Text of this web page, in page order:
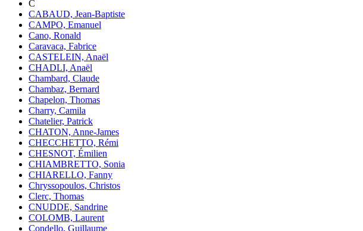
C
CABAUD, Jean-Baptiste
CAMPO, Emanuel
Cano, Ronald
Caravaca, Fabrice
CASTELEIN, Anaël
CHADLI, Anaël
Chambard, Claude
Chambaz, Bernard
Chapelon, Thomas
Charry, Camila
Chatelier, Patrick
CHATON, Anne-James
CHECCHETTO, Rémi
CHESNOT, Émilien
CHIAMBRETTO, Sonia
CHIARELLO, Fanny
Chryssopoulos, Christos
Clerc, Thomas
CNUDDE, Sandrine
COLOMB, Laurent
Condello, Guillaume